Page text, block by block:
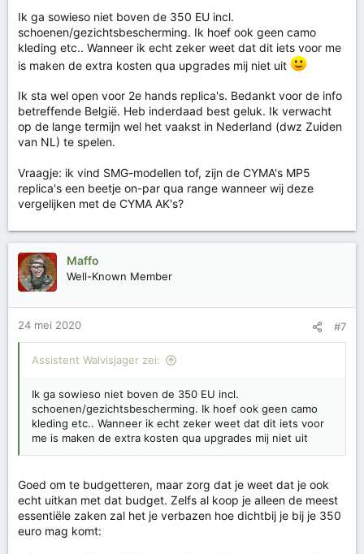
Ik ga sowieso niet boven de 350 EU incl.
schoenen/gezichtsbescherming. Ik hoef ook geen camo
kleding etc.. Wanneer ik echt zeker weet dat dit iets voor me
is maken de extra kosten qua upgrades mij niet uit
Ik sta wel open voor 2e hands replica's. Bedankt voor de info
betreffende België. Heb inderdaad best geluk. Ik verwacht
op de lange termijn wel het vaakst in Nederland (dwz Zuiden
van NL) te spelen.
Vraagje: ik vind SMG-modellen tof, zijn de CYMA's MP5
replica's een beetje on-par qua range wanneer wij deze
vergelijken met de CYMA AK's?
Maffo
Well-Known Member
24 mei 2020 #7
Assistent Walvisjager zei:
Ik ga sowieso niet boven de 350 EU incl.
schoenen/gezichtsbescherming. Ik hoef ook geen camo
kleding etc.. Wanneer ik echt zeker weet dat dit iets voor
me is maken de extra kosten qua upgrades mij niet uit
Goed om te budgetteren, maar zorg dat je weet dat je ook
echt uitkan met dat budget. Zelfs al koop je alleen de meest
essentiële zaken zal het je verbazen hoe dichtbij je bij je 350
euro mag komt: